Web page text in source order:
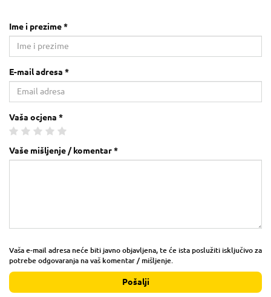
Ime i prezime *
E-mail adresa *
Vaša ocjena *
Vaše mišljenje / komentar *
Vaša e-mail adresa neće biti javno objavljena, te će ista poslužiti isključivo za
potrebe odgovaranja na vaš komentar / mišljenje.
Pošalji